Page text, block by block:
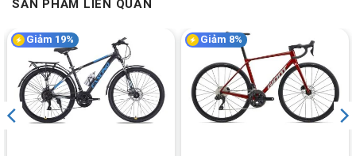
Bánh xe thiết kế thể thao
BánhXe Đạp Touring Cavanio Focus 700cKhung Nhôm
mỏng, thanh mảnh, riêng biệt dành cho dòng thể thao giúp dễ
dàng tăng tốc trên địa hình bằng phẳng.
SẢN PHẨM LIÊN QUAN
Giảm 19% Giảm 8%